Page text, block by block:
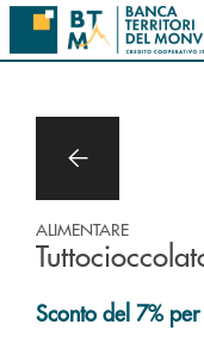
Salta al contenuto principale
ALIMENTARE
Sconto del 7%